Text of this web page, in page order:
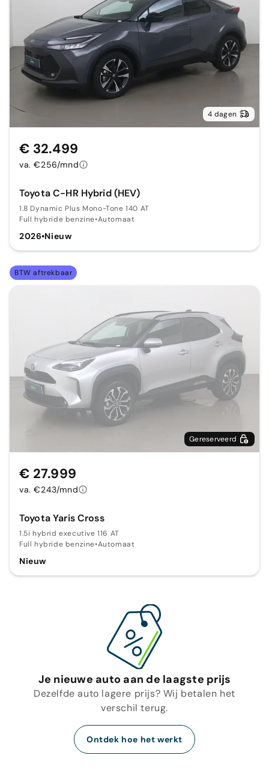
4 dagen
Toyota C-HR Hybrid (HEV)
1.8 Dynamic Plus Mono-Tone 140 AT
Full hybride benzine•Automaat
2026•Nieuw
€ 32.499
va. €256/mnd
BTW aftrekbaar
Gereserveerd
Toyota Yaris Cross
1.5i hybrid executive 116 AT
Full hybride benzine•Automaat
Nieuw
€ 27.999
va. €243/mnd
Je nieuwe auto aan de laagste prijs
Dezelfde auto lagere prijs? Wij betalen het
verschil terug.
Ontdek hoe het werkt